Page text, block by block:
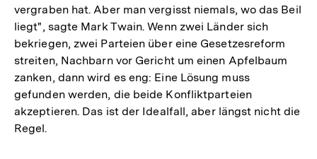
vergraben hat. Aber man vergisst niemals, wo das Beil
liegt", sagte Mark Twain. Wenn zwei Länder sich
bekriegen, zwei Parteien über eine Gesetzesreform
streiten, Nachbarn vor Gericht um einen Apfelbaum
zanken, dann wird es eng: Eine Lösung muss
gefunden werden, die beide Konfliktparteien
akzeptieren. Das ist der Idealfall, aber längst nicht die
Regel.